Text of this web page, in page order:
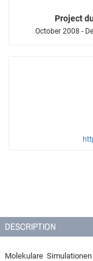
Project
October 2008 -
DESCRIPTION
Molekulare